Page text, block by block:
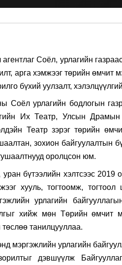
агентлаг Соёл, урлагийн
арга хэмжээг төрийн
бүхий уулзалт,
урлагийн бодлогын
Их Театр, Улсын
Театр зэрэг төрийн
зохион байгуулалтын
оролцсон юм.
бүтээлийн хэлтсээс 2019
хууль, тогтоомж,
урлагийн
хийж мөн Төрийн өмчит
танилцууллаа.
мэргэжлийн урлагийн
дэвшүүлж